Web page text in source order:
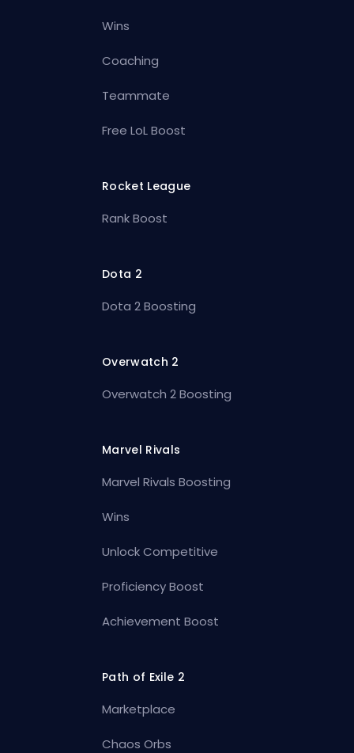
Wins
Coaching
Teammate
Free LoL Boost
Rocket League
Rank Boost
Dota 2
Dota 2 Boosting
Overwatch 2
Overwatch 2 Boosting
Marvel Rivals
Marvel Rivals Boosting
Wins
Unlock Competitive
Proficiency Boost
Achievement Boost
Path of Exile 2
Marketplace
Chaos Orbs